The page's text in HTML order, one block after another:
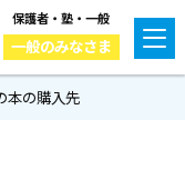
保護者・塾・一般
一般のみなさま
本の購入先